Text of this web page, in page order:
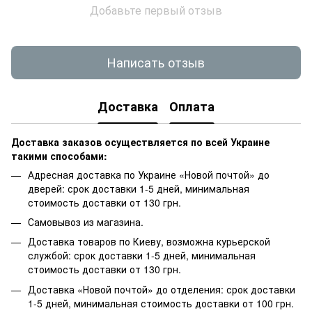
Добавьте первый отзыв
Написать отзыв
Доставка Оплата
Доставка заказов осуществляется по всей Украине
такими способами:
Адресная доставка по Украине «Новой почтой» до
дверей: срок доставки 1-5 дней, минимальная
стоимость доставки от 130 грн.
Самовывоз из магазина.
Доставка товаров по Киеву, возможна курьерской
службой: срок доставки 1-5 дней, минимальная
стоимость доставки от 130 грн.
Доставка «Новой почтой» до отделения: срок доставки
1-5 дней, минимальная стоимость доставки от 100 грн.